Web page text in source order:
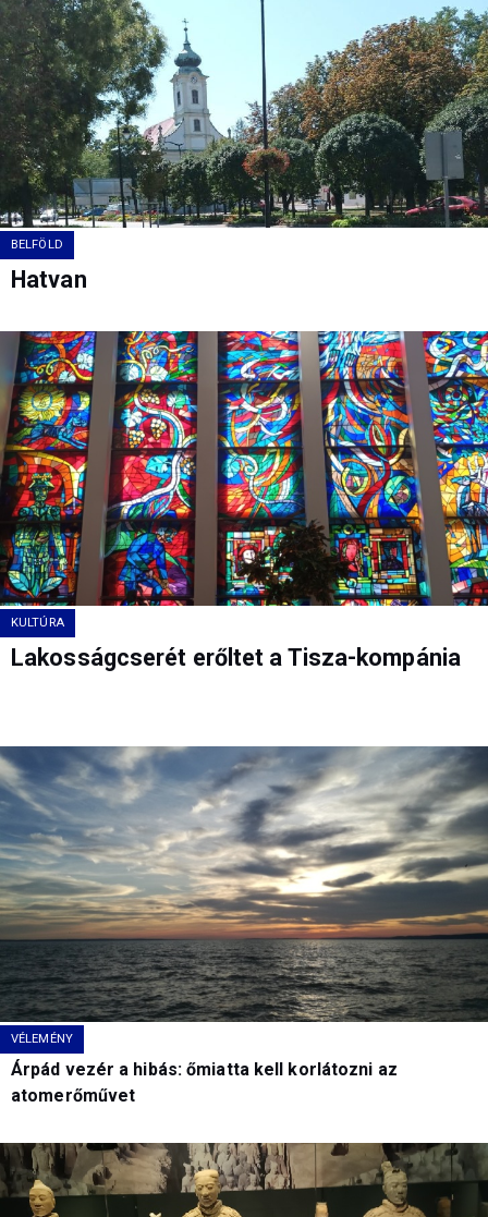
BELFÖLD
Hatvan
KULTÚRA
Lakosságcserét erőltet a Tisza-kompánia
VÉLEMÉNY
Árpád vezér a hibás: őmiatta kell korlátozni az
atomerőművet